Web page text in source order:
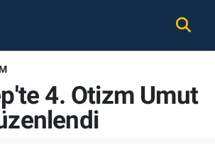
4. Otizm Umut